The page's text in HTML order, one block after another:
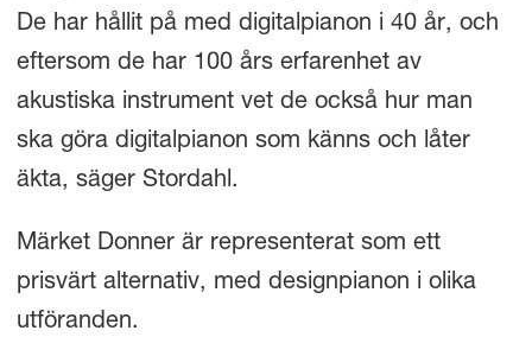
De har hållit på med digitalpianon i 40 år, och
eftersom de har 100 års erfarenhet av
akustiska instrument vet de också hur man
ska göra digitalpianon som känns och låter
äkta, säger Stordahl.
Märket Donner är representerat som ett
prisvärt alternativ, med designpianon i olika
utföranden.